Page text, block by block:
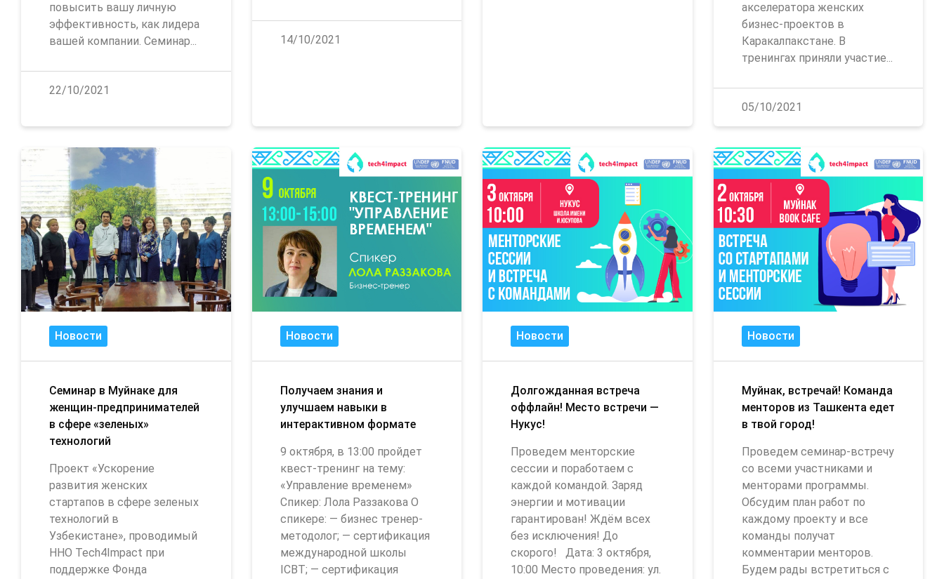
повысить вашу личную
эффективность, как лидера
вашей компании. Семинар...
22/10/2021
14/10/2021
акселератора женских
бизнес-проектов в
Каракалпакстане. В
тренингах приняли участие...
05/10/2021
Новости
Семинар в Муйнаке для
женщин-предпринимателей
в сфере «зеленых»
технологий
Проект «Ускорение
развития женских
стартапов в сфере зеленых
технологий в
Узбекистане», проводимый
ННО Tech4Impact при
поддержке Фонда
Новости
Получаем знания и
улучшаем навыки в
интерактивном формате
9 октября, в 13:00 пройдет
квест-тренинг на тему:
«Управление временем»
Спикер: Лола Раззакова О
спикере: — бизнес тренер-
методолог; — сертификация
международной школы
ICBT; — сертификация
Новости
Долгожданная встреча
оффлайн! Место встречи —
Нукус!
Проведем менторские
сессии и поработаем с
каждой командой. Заряд
энергии и мотивации
гарантирован! Ждём всех
без исключения! До
скорого! Дата: 3 октября,
10:00 Место проведения: ул.
Новости
Муйнак, встречай! Команда
менторов из Ташкента едет
в твой город!
Проведем семинар-встречу
со всеми участниками и
менторами программы.
Обсудим план работ по
каждому проекту и все
команды получат
комментарии менторов.
Будем рады встретиться с